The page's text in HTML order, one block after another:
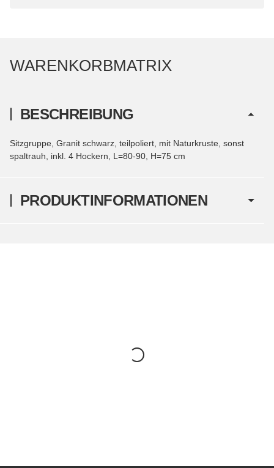
WARENKORBMATRIX
PRODUKTINFORMATIONEN
BESCHREIBUNG
Sitzgruppe, Granit schwarz, teilpoliert, mit Naturkruste, sonst
spaltrauh, inkl. 4 Hockern, L=80-90, H=75 cm